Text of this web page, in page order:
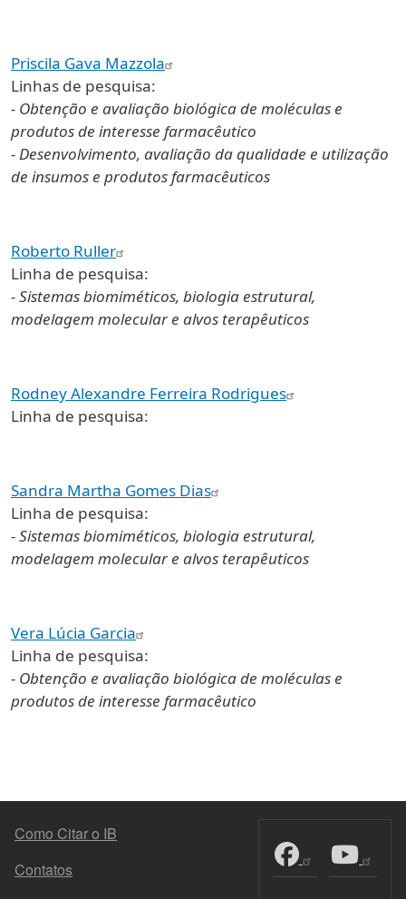
Priscila Gava Mazzola
Linhas de pesquisa:
- Obtenção e avaliação biológica de moléculas e
produtos de interesse farmacêutico
- Desenvolvimento, avaliação da qualidade e utilização
de insumos e produtos farmacêuticos
Roberto Ruller
Linha de pesquisa:
- Sistemas biomiméticos, biologia estrutural,
modelagem molecular e alvos terapêuticos
Rodney Alexandre Ferreira Rodrigues
Linha de pesquisa:
Sandra Martha Gomes Dias
Linha de pesquisa:
- Sistemas biomiméticos, biologia estrutural,
modelagem molecular e alvos terapêuticos
Vera Lúcia Garcia
Linha de pesquisa:
- Obtenção e avaliação biológica de moléculas e
produtos de interesse farmacêutico
MENU DO RODAPÉ
Como Citar o IB
Contatos